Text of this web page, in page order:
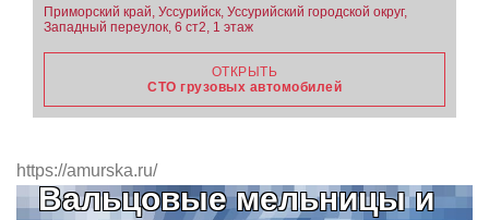
Приморский край, Уссурийск, Уссурийский городской округ,
Западный переулок, 6 ст2, 1 этаж
ОТКРЫТЬ
СТО грузовых автомобилей
https://amurska.ru/
Вальцовые мельницы и